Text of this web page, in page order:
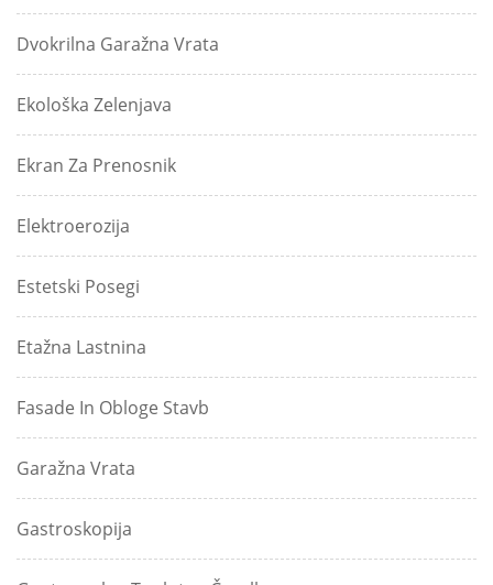
Dvokrilna Garažna Vrata
Ekološka Zelenjava
Ekran Za Prenosnik
Elektroerozija
Estetski Posegi
Etažna Lastnina
Fasade In Obloge Stavb
Garažna Vrata
Gastroskopija